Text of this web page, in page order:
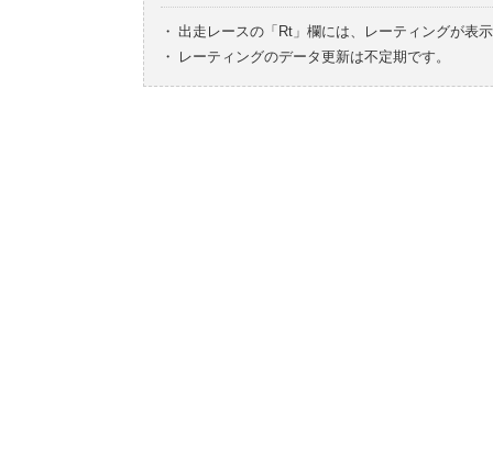
・ 出走レースの「Rt」欄には、レーティングが表
・
レーティングのデータ更新は不定期です。